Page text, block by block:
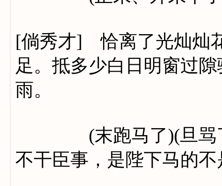
[倘秀才] 恰离了光灿灿
足。抵多少白日明窗过
雨。
(末跑马了)(旦骂了
不干臣事，是陛下马的不